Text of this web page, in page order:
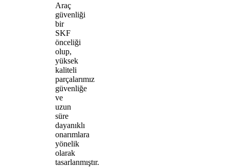
Araç
güvenliği
bir
SKF
önceliği
olup,
yüksek
kaliteli
parçalarımız
güvenliğe
ve
uzun
süre
dayanıklı
onarımlara
yönelik
olarak
tasarlanmıştır.